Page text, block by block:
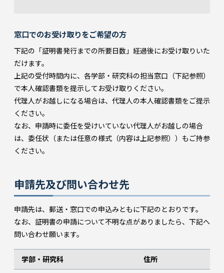
窓口でのお受け取りをご希望の方
下記の「証明書発行までの所要日数」経過後にお受け取りいた
だけます。
上記の受付時間内に、各学部・研究科の担当窓口（下記参照）
で本人確認書類を提示してお受け取りください。
代理人がお越しになる場合は、代理人の本人確認書類をご提示
ください。
なお、申請時に委任を受けいていない代理人がお越しの場合
は、委任状（または任意の様式（内容は上記参照））もご持参
ください。
申請先及び問い合わせ先
申請先は、郵送・窓口での申込みともに下記のとおりです。
なお、証明書の申請について不明な点がありましたら、下記へ
問い合わせ願います。
学部・研究科 住所